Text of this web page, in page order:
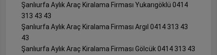
Şanlıurfa Aylık Araç Kiralama Firması Yukarıgöklü 0414
313 43 43
Şanlıurfa Aylık Araç Kiralama Firması Argıl 0414 313 43
43
Şanlıurfa Aylık Araç Kiralama Firması Gölcük 0414 313 43